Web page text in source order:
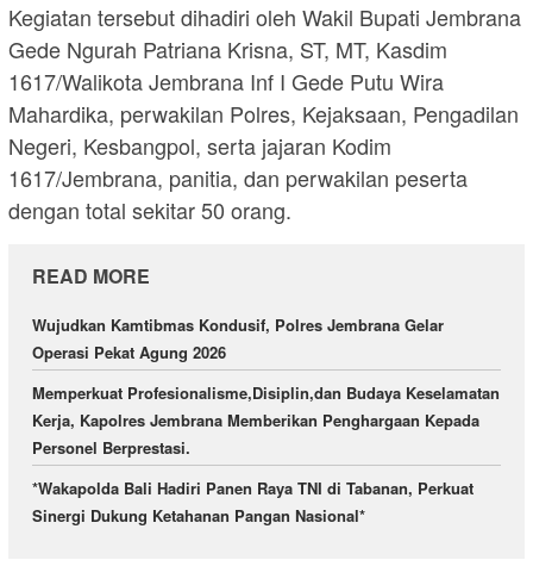
Kegiatan tersebut dihadiri oleh Wakil Bupati Jembrana
Gede Ngurah Patriana Krisna, ST, MT, Kasdim
1617/Walikota Jembrana Inf I Gede Putu Wira
Mahardika, perwakilan Polres, Kejaksaan, Pengadilan
Negeri, Kesbangpol, serta jajaran Kodim
1617/Jembrana, panitia, dan perwakilan peserta
dengan total sekitar 50 orang.
READ MORE
Wujudkan Kamtibmas Kondusif, Polres Jembrana Gelar
Operasi Pekat Agung 2026
Memperkuat Profesionalisme,Disiplin,dan Budaya Keselamatan
Kerja, Kapolres Jembrana Memberikan Penghargaan Kepada
Personel Berprestasi.
*Wakapolda Bali Hadiri Panen Raya TNI di Tabanan, Perkuat
Sinergi Dukung Ketahanan Pangan Nasional*